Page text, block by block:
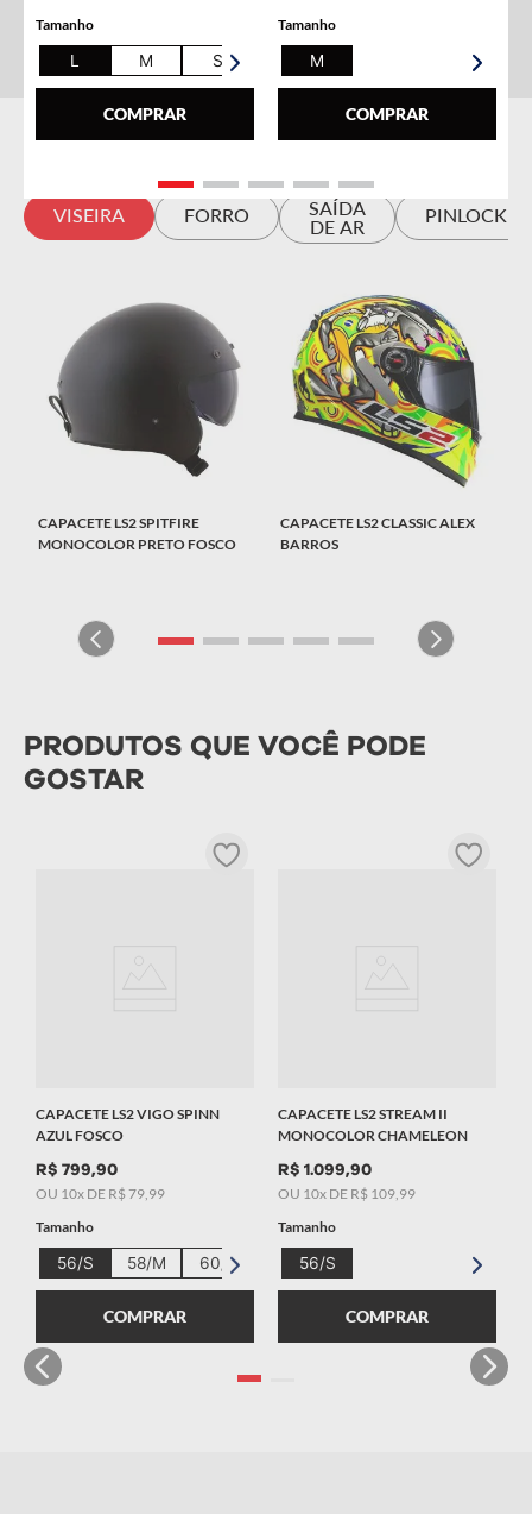
Tamanho
L M S
COMPRAR
Tamanho
M
COMPRAR
ACESSÓRIOS
VISEIRA FORRO
SAÍDA
DE AR
PINLOCK
CAPACETE LS2 SPITFIRE
MONOCOLOR PRETO FOSCO
CAPACETE LS2 CLASSIC ALEX
BARROS
PRODUTOS QUE VOCÊ PODE
GOSTAR
CAPACETE LS2 VIGO SPINN
AZUL FOSCO
R$ 799,90
OU 10x DE R$79,99
Tamanho
56/S 58/M 60/L 62/XL
COMPRAR
CAPACETE LS2 STREAM II
MONOCOLOR CHAMELEON
R$ 1.099,90
OU 10x DE R$ 109,99
Tamanho
56/S
COMPRAR